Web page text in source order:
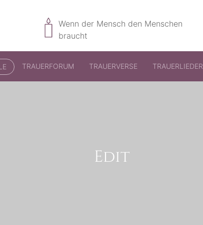
Wenn der Mensch den Menschen
braucht
TRAUERFORUM TRAUERVERSE TRAUERLIEDER
Edit